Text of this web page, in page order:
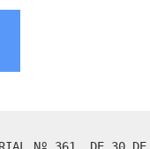
Nº 361, DE 30